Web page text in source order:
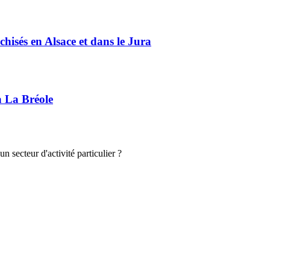
en Alsace et dans le Jura
La Bréole
secteur d'activité particulier ?